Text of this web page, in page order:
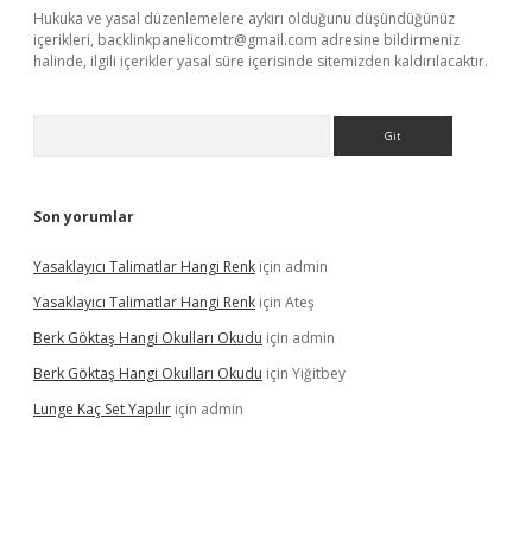
Hukuka ve yasal düzenlemelere aykırı olduğunu düşündüğünüz
içerikleri, backlinkpanelicomtr@gmail.com adresine bildirmeniz
halinde, ilgili içerikler yasal süre içerisinde sitemizden kaldırılacaktır.
Son yorumlar
Yasaklayıcı Talimatlar Hangi Renk için admin
Yasaklayıcı Talimatlar Hangi Renk için Ateş
Berk Göktaş Hangi Okulları Okudu için admin
Berk Göktaş Hangi Okulları Okudu için Yiğitbey
Lunge Kaç Set Yapılır için admin